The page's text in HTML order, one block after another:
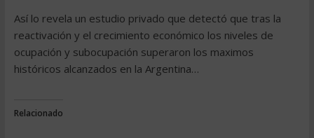
Así­ lo revela un estudio privado que detectó que tras la
reactivación y el crecimiento económico los niveles de
ocupación y subocupación superaron los maximos
históricos alcanzados en la Argentina…
Relacionado